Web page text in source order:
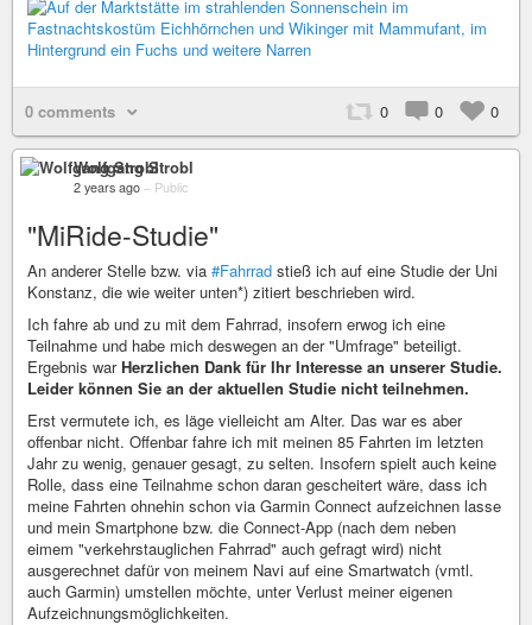
0 comments 0 0 0
Wolfgang Strobl
2 years ago – Public
"MiRide-Studie"
An anderer Stelle bzw. via #Fahrrad stieß ich auf eine Studie der Uni
Konstanz, die wie weiter unten*) zitiert beschrieben wird.
Ich fahre ab und zu mit dem Fahrrad, insofern erwog ich eine
Teilnahme und habe mich deswegen an der "Umfrage" beteiligt.
Ergebnis warHerzlichen Dank für Ihr Interesse an unserer Studie.
Leider können Sie an der aktuellen Studie nicht teilnehmen.
Erst vermutete ich, es läge vielleicht am Alter. Das war es aber
offenbar nicht. Offenbar fahre ich mit meinen 85 Fahrten im letzten
Jahr zu wenig, genauer gesagt, zu selten. Insofern spielt auch keine
Rolle, dass eine Teilnahme schon daran gescheitert wäre, dass ich
meine Fahrten ohnehin schon via Garmin Connect aufzeichnen lasse
und mein Smartphone bzw. die Connect-App (nach dem neben
eimem "verkehrstauglichen Fahrrad" auch gefragt wird) nicht
ausgerechnet dafür von meinem Navi auf eine Smartwatch (vmtl.
auch Garmin) umstellen möchte, unter Verlust meiner eigenen
Aufzeichnungsmöglichkeiten.